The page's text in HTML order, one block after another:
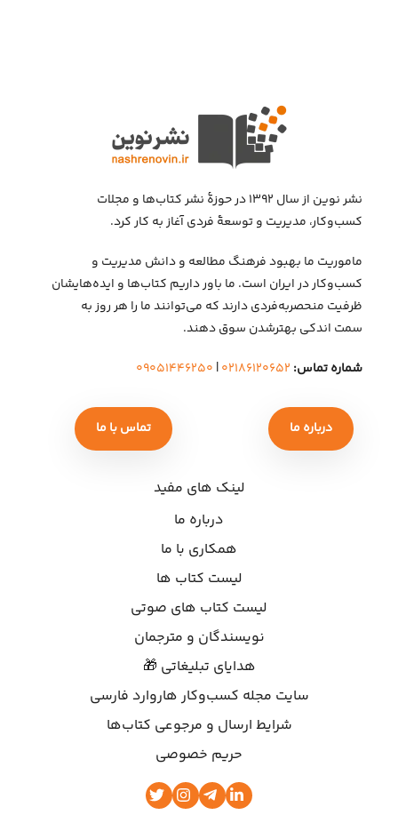
نشر نوین از سال ۱۳۹۲ در حوزهٔ نشر کتاب‌ها و مجلات
کسب‌وکار، مدیریت و توسعهٔ فردی آغاز به کار کرد.
ماموریت ما بهبود فرهنگ مطالعه و دانش مدیریت و
کسب‌وکار در ایران است. ما باور داریم کتاب‌ها و ایده‌هایشان
ظرفیت منحصربه‌فردی دارند که می‌توانند ما را هر روز به
سمت اندکی بهتر‌شدن سوق دهند.
شماره تماس: ۰۲۱۸۶۱۲۰۶۵۲| ۰۹۰۵۱۴۴۶۲۵۰
درباره ما تماس با ما
لینک های مفید
درباره ما
همکاری با ما
لیست کتاب ها
لیست کتاب های صوتی
نویسندگان و مترجمان
هدایای تبلیغاتی 🎁
سایت مجله کسب‌وکار هاروارد فارسی
شرایط ارسال و مرجوعی کتاب‌ها
حریم خصوصی